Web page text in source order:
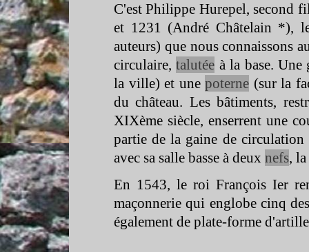
C'est Philippe Hurepel, second
et 1231 (André Châtelain *),
auteurs) que nous connaissons
circulaire,talutée à la base.
la ville) et unepoterne (sur la
du château. Les bâtiments,
XIXème siècle, enserrent une
partie de la gaine de
avec sa salle basse à deux nefs, la
En 1543, le roi François Ier
maçonnerie qui englobe cinq
également de plate-forme